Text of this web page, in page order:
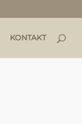
KONTAKT